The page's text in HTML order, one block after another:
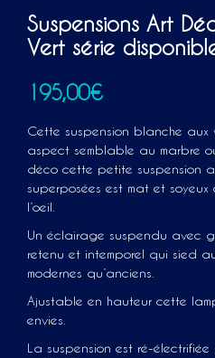
Suspensions Art
Vert série
195,00€
Cette suspension blanche aux
aspect semblable au marbre
déco cette petite suspension
superposées est mat et
l’oeil.
Un éclairage suspendu avec
retenu et intemporel qui sied
modernes qu’anciens.
Ajustable en hauteur cette
envies.
La suspension est ré-